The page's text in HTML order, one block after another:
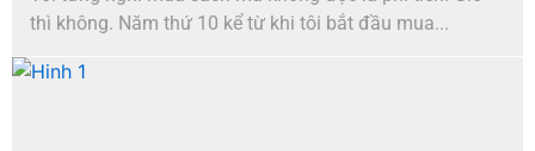
thì không. Năm thứ 10 kể từ khi tôi bắt đầu mua...